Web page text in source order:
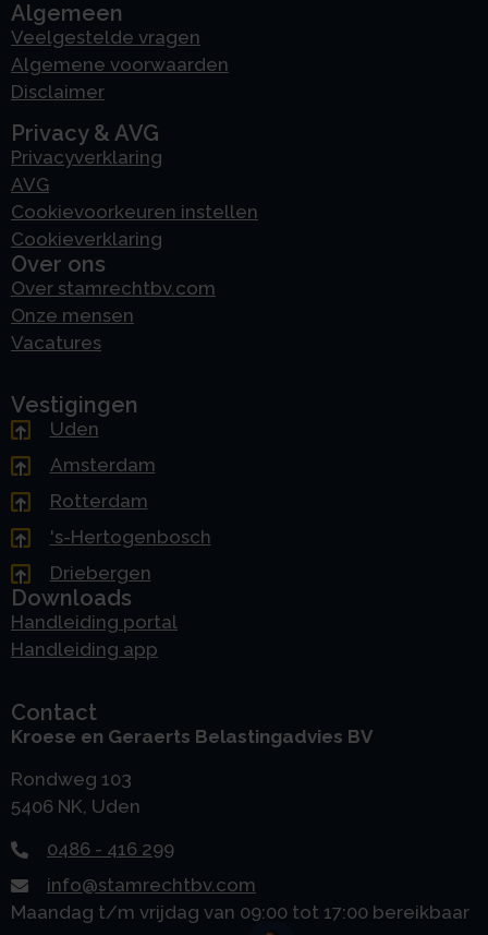
Algemeen
Veelgestelde vragen
Algemene voorwaarden
Disclaimer
Privacy & AVG
Privacyverklaring
AVG
Cookievoorkeuren instellen
Cookieverklaring
Over ons
Over stamrechtbv.com
Onze mensen
Vacatures
Vestigingen
Uden
Amsterdam
Rotterdam
's-Hertogenbosch
Driebergen
Downloads
Handleiding portal
Handleiding app
Contact
Kroese en Geraerts Belastingadvies BV
Rondweg 103
5406 NK, Uden
0486 - 416 299
info@stamrechtbv.com
Maandag t/m vrijdag van 09:00 tot 17:00 bereikbaar